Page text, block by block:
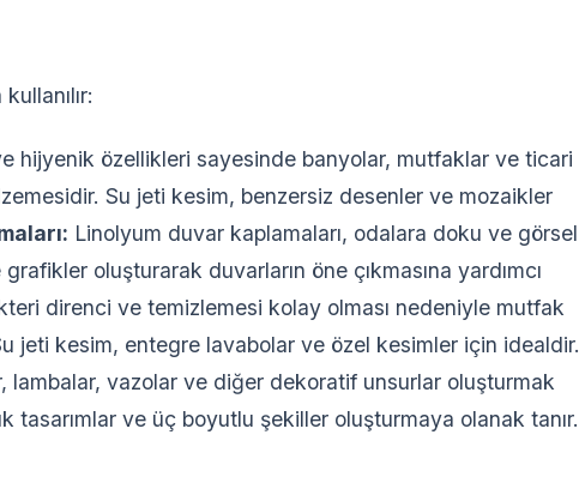
hijyenik özellikleri sayesinde banyolar, mutfaklar ve ticari
Su jeti kesim, benzersiz desenler ve mozaikler
Linolyum duvar kaplamaları, odalara doku ve görsel
oluşturarak duvarların öne çıkmasına yardımcı
direnci ve temizlemesi kolay olması nedeniyle mutfak
jeti kesim, entegre lavabolar ve özel kesimler için idealdir.
lambalar, vazolar ve diğer dekoratif unsurlar oluşturmak
tasarımlar ve üç boyutlu şekiller oluşturmaya olanak tanır.